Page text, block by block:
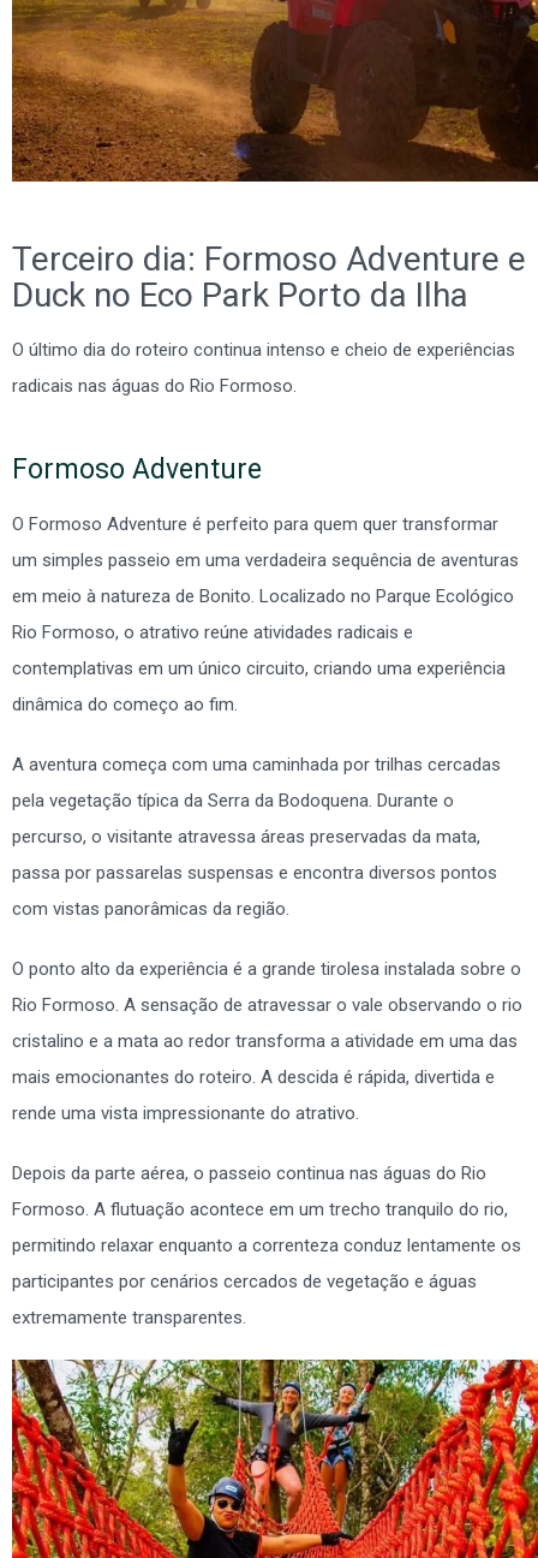
Terceiro dia: Formoso Adventure e
Duck no Eco Park Porto da Ilha
O último dia do roteiro continua intenso e cheio de experiências
radicais nas águas do Rio Formoso.
Formoso Adventure
O Formoso Adventure é perfeito para quem quer transformar
um simples passeio em uma verdadeira sequência de aventuras
em meio à natureza de Bonito. Localizado no Parque Ecológico
Rio Formoso, o atrativo reúne atividades radicais e
contemplativas em um único circuito, criando uma experiência
dinâmica do começo ao fim.
A aventura começa com uma caminhada por trilhas cercadas
pela vegetação típica da Serra da Bodoquena. Durante o
percurso, o visitante atravessa áreas preservadas da mata,
passa por passarelas suspensas e encontra diversos pontos
com vistas panorâmicas da região.
O ponto alto da experiência é a grande tirolesa instalada sobre o
Rio Formoso. A sensação de atravessar o vale observando o rio
cristalino e a mata ao redor transforma a atividade em uma das
mais emocionantes do roteiro. A descida é rápida, divertida e
rende uma vista impressionante do atrativo.
Depois da parte aérea, o passeio continua nas águas do Rio
Formoso. A flutuação acontece em um trecho tranquilo do rio,
permitindo relaxar enquanto a correnteza conduz lentamente os
participantes por cenários cercados de vegetação e águas
extremamente transparentes.